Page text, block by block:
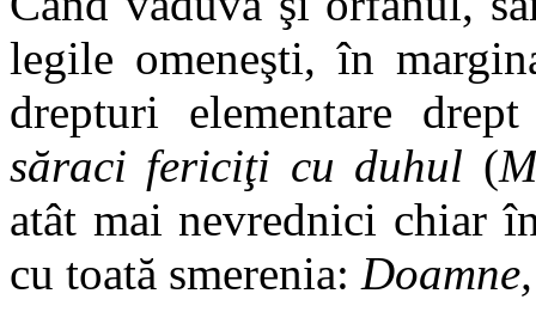
legile omeneşti, în
drepturi elementare
săraci fericiţi cu duhul (
atât mai nevrednici chiar
cu toată smerenia: